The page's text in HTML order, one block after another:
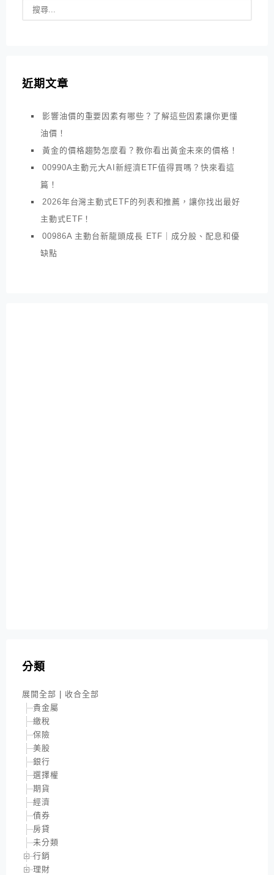
近期文章
影響油價的重要因素有哪些？了解這些因素讓你更懂
油價！
黃金的價格趨勢怎麼看？教你看出黃金未來的價格！
00990A主動元大AI新經濟ETF值得買嗎？快來看這
篇！
2026年台灣主動式ETF的列表和推薦，讓你找出最好
主動式ETF！
00986A 主動台新龍頭成長 ETF｜成分股、配息和優
缺點
分類
展開全部
收合全部
貴金屬
繳稅
保險
美股
銀行
選擇權
期貨
經濟
債券
房貸
未分類
行銷
理財